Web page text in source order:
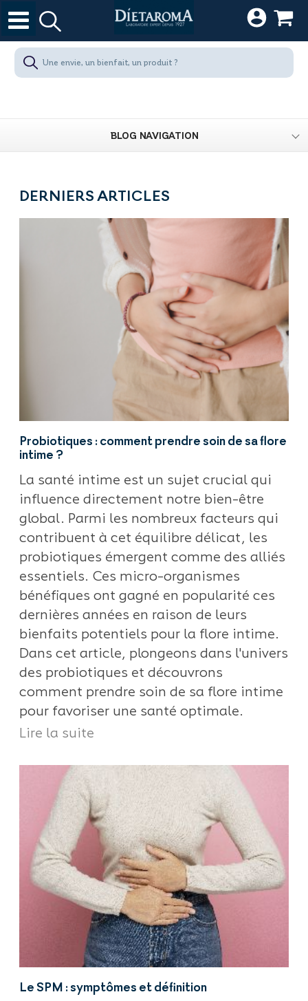
BLOG NAVIGATION
DERNIERS ARTICLES
Probiotiques : comment prendre soin de sa flore
intime ?
La santé intime est un sujet crucial qui
influence directement notre bien-être
global. Parmi les nombreux facteurs qui
contribuent à cet équilibre délicat, les
probiotiques émergent comme des alliés
essentiels. Ces micro-organismes
bénéfiques ont gagné en popularité ces
dernières années en raison de leurs
bienfaits potentiels pour la flore intime.
Dans cet article, plongeons dans l'univers
des probiotiques et découvrons
comment prendre soin de sa flore intime
pour favoriser une santé optimale.
Lire la suite
Le SPM : symptômes et définition